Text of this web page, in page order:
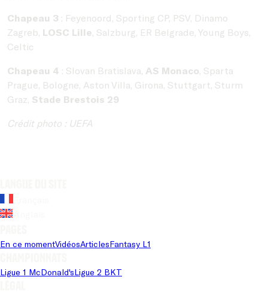
Chapeau 3 : Feyenoord, Sporting CP, PSV, Dinamo
Zagreb, LOSC Lille, Salzburg, ER Belgrade, Young Boys,
Celtic
Chapeau 4 : Slovan Bratislava, AS Monaco, Sparta
Prague, Bologne, Aston Villa, Girona, Stuttgart, Sturm
Graz, Stade Brestois 29
Crédit photo : UEFA
En ce momentVidéosArticlesFantasy L1
Ligue 1 McDonald'sLigue 2 BKT